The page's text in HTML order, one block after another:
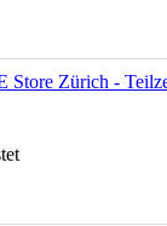
Store Zürich -